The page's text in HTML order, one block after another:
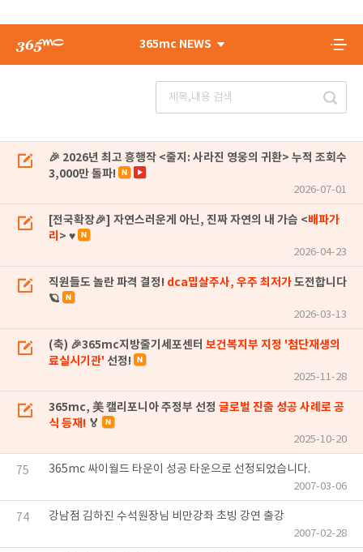
365mc NEWS
🎉 2026년 최고 흥행작 <줄지: 사라진 영웅의 귀환> 누적 조회수
3,000만 돌파!
2026-07-01
[전국확장🎉] 자연스러운게 아닌, 진짜 자연의 내 가슴 <배파가
리 > ♥
2026-04-23
직원들도 놀란 파격 결정! dca밉살주사, 우주 최저가도전합니다
🪐
2026-03-13
(축) 🎉365mc지방줄기세포센터 보건복지부 지정 '첨단재생의
료실시기관' 선정!
2025-11-28
365mc, 美 캘리포니아 주정부 선정 글로벌 진출 성공 사례로 공
식 등재! 🏅
2025-10-20
75 365mc 싸이월드 타운이 성공 타운으로 선정되었습니다.
2007-03-06
74 강남점 김하진 수석원장님 비만강좌 초빙 강연 출강
2007-02-28